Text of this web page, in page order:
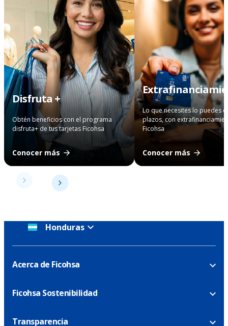
Disfruta +
Obtén beneficios con el programa
disfruta+ de tus tarjetas Ficohsa
Conocer más
Lo que necesites lo puedes
plazos, con
Ficohsa
Conocer más
Honduras
Acerca de Ficohsa
Ficohsa Sostenibilidad
Transparencia